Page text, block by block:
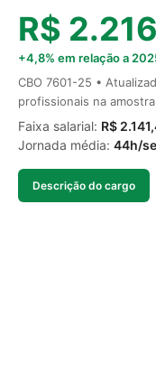
R$
+4,8% em relação a
CBO 7601-25 •
profissionais na amostra
Faixa salarial: R$
Jornada média: 44h/
Descrição do cargo